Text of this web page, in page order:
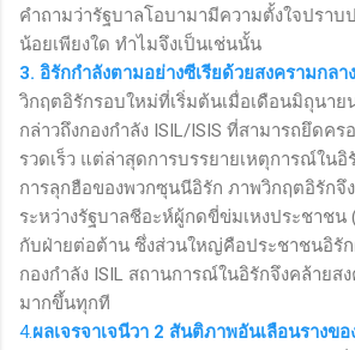
คำถามว่ารัฐบาลโอบามามีความตั้งใจปราบ
น้อยเพียงใด ทำไมจึงเป็นเช่นนั้น
3. อิรักกำลังตามอย่างซีเรียด้วยสงครามกลา
วิกฤตอิรักรอบใหม่ที่เริ่มต้นเมื่อเดือนมิถุนา
กล่าวถึงกองกำลัง ISIL/ISIS ที่สามารถยึดคร
รวดเร็ว แต่ล่าสุดการบรรยายเหตุการณ์ใน
การลุกฮือของพวกซุนนีอิรัก ภาพวิกฤตอิรักจึ
ระหว่างรัฐบาลชีอะห์ผู้กดขี่ข่มเหงประชาชน
กับฝ่ายต่อต้าน ซึ่งส่วนใหญ่คือประชาชนอิรั
กองกำลัง ISIL สถานการณ์ในอิรักจึงคล้ายสง
มากขึ้นทุกที
4.ผลเจรจาเจนีวา 2 สันติภาพอันเลือนรางขอ